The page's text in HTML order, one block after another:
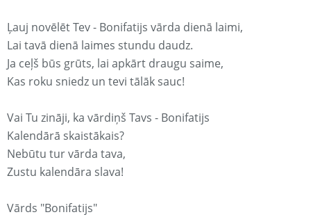
Ļauj novēlēt Tev - Bonifatijs vārda dienā laimi,
Lai tavā dienā laimes stundu daudz.
Ja ceļš būs grūts, lai apkārt draugu saime,
Kas roku sniedz un tevi tālāk sauc!
Vai Tu zināji, ka vārdiņš Tavs - Bonifatijs
Kalendārā skaistākais?
Nebūtu tur vārda tava,
Zustu kalendāra slava!
Vārds "Bonifatijs"